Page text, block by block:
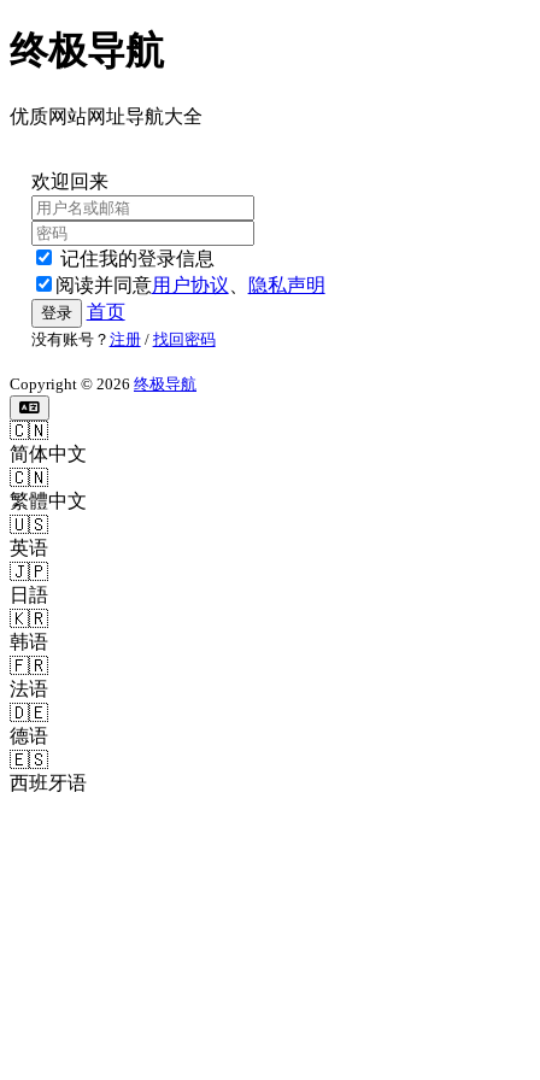
终极导航
优质网站网址导航大全
欢迎回来
记住我的登录信息
阅读并同意用户协议 、 隐私声明
登录 首页
没有账号？ 注册/ 找回密码
Copyright © 2026 终极导航
🇨🇳
简体中文
🇨🇳
繁體中文
🇺🇸
英语
🇯🇵
日語
🇰🇷
韩语
🇫🇷
法语
🇩🇪
德语
🇪🇸
西班牙语